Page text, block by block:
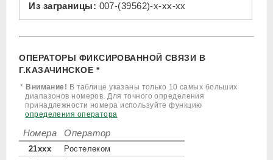
Из заграницы: 007-(39562)-x-xx-xx
ОПЕРАТОРЫ ФИКСИРОВАННОЙ СВЯЗИ В
Г.КАЗАЧИНСКОЕ *
* Внимание! В таблице указаны только 10 самых больших
диапазонов номеров. Для точного определения
принадлежности номера используйте функцию
определения оператора
Номера Оператор
21xxx
Ростелеком